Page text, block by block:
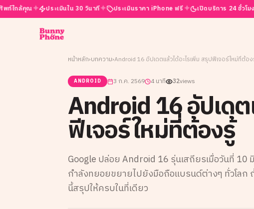
ประเมินใน 30 วินาที✦ ประเมินราคา iPhone ฟรี✦ เปิดบริการ 24 ชั่วโมง✦ รีวิว
หน้าหลัก›บทความ›Android 16 อัปเดตแล้วได้อะไรเพิ่ม สรุปฟีเจอร์ใหม่ที่ต้อ
ANDROID 3 ก.ค. 2569 4 นาที 32views
Android 16 อัปเด
ฟีเจอร์ใหม่ที่ต้องรู้
Google ปล่อย Android 16 รุ่นเสถียรเมื่อวันที่
กำลังทยอยขยายไปยังมือถือแบรนด์ต่างๆ ทั่วโลก
นี้สรุปให้ครบในที่เดียว